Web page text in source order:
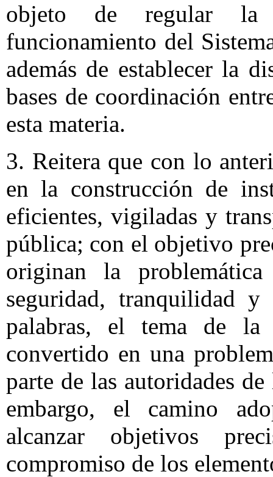
objeto de regular la
funcionamiento del
además de establecer la
bases de coordinación
esta materia.
3. Reitera que con lo
en la construcción de
eficientes, vigiladas y
pública; con el objetivo
originan la
seguridad, tranquilidad
palabras, el tema de
convertido en una
parte de las autoridades
embargo, el camino
alcanzar objetivos
compromiso de los